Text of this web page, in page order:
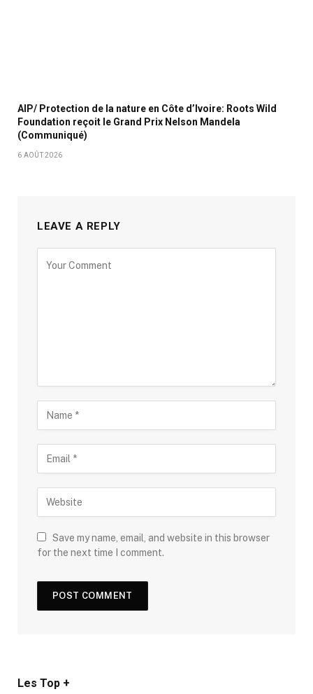
AIP/ Protection de la nature en Côte d’Ivoire: Roots Wild
Foundation reçoit le Grand Prix Nelson Mandela
(Communiqué)
6 AOÛT 2026
LEAVE A REPLY
Save my name, email, and website in this browser
for the next time I comment.
Les Top +